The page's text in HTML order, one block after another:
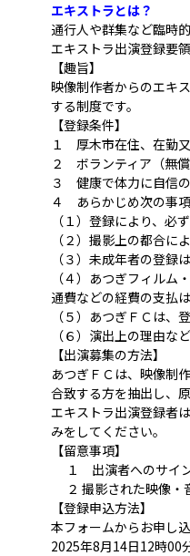
エキストラとは？
通行人や群集など臨時
エキストラ出演登録要領
【趣旨】
映像制作者からのエキ
する制度です。
【登録条件】
１ 厚木市在住、在勤又
２ ボランティア（無償
３ 健康で体力に自信の
４ あらかじめ次の事項
（１）登録により、必
（２）撮影上の都合に
（３）未成年者の登録
（４）あつぎフィル
通費などの経費の支払
（５）あつぎＦＣは、
（６）演出上の理由な
【出演募集の方法】
あつぎＦＣは、映像制
合致する方を抽出し、
エキストラ出演登録者
みをしてください。
【留意事項】
１ 出演者へのサイン
２ 撮影された映像・
【登録申込方法】
本フォームからお申し
2025年8月14日12時00